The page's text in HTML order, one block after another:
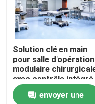
Contrôle de qualité
Contactez-nous
Nouvelles
Solution clé en main
pour salle d'opération
modulaire
avec contrôle intégré
par automate
envoyer une